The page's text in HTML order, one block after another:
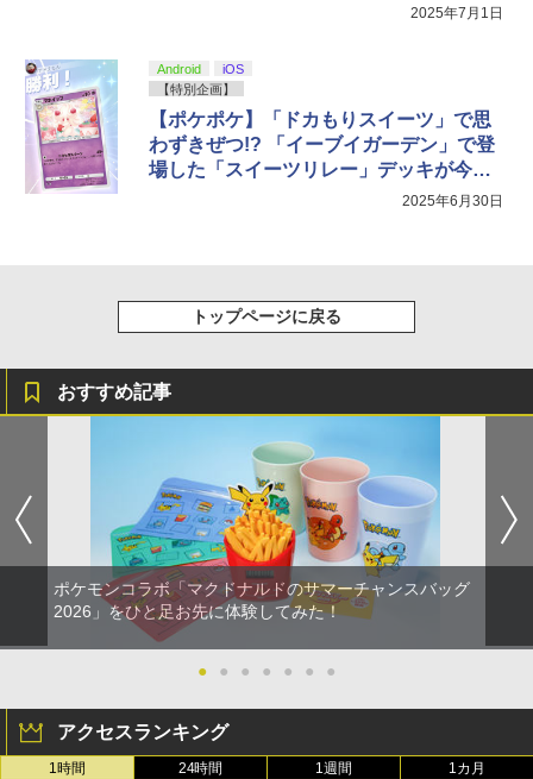
窩座再来 完全生産限定版 [DVD]
￥7,828
2025年7月1日
Android
iOS
【特別企画】
【ポケポケ】「ドカもりスイーツ」で思
わずきぜつ!? 「イーブイガーデン」で登
場した「スイーツリレー」デッキが今熱
2025年6月30日
トップページに戻る
おすすめ記事
ポケモンコラボ「マクドナルドのサマーチャンスバッグ
2026」をひと足お先に体験してみた！
● ● ● ● ● ● ●
アクセスランキング
1時間 24時間 1週間 1カ月